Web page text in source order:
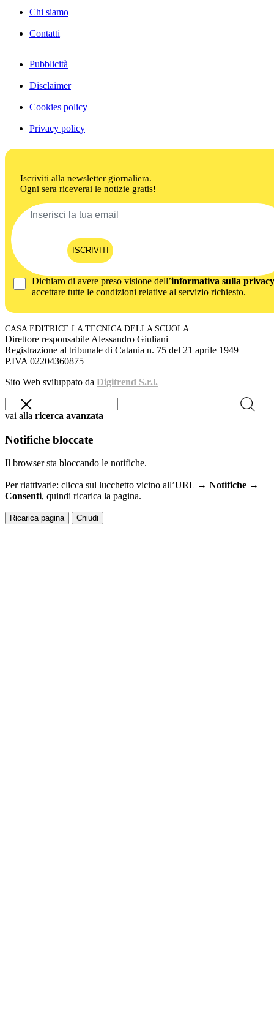
Chi siamo
Contatti
Pubblicità
Disclaimer
Cookies policy
Privacy policy
Iscriviti alla newsletter giornaliera.
Ogni sera riceverai le notizie gratis!
ISCRIVITI
Dichiaro di avere preso visione dell’informativa sulla privacy
accettare tutte le condizioni relative al servizio richiesto.
CASA EDITRICE LA TECNICA DELLA SCUOLA
Direttore responsabile Alessandro Giuliani
Registrazione al tribunale di Catania n. 75 del 21 aprile 1949
P.IVA 02204360875
Sito Web sviluppato da Digitrend S.r.l.
vai alla ricerca avanzata
Notifiche bloccate
Il browser sta bloccando le notifiche.
Per riattivarle: clicca sul lucchetto vicino all’URL → Notifiche →
Consenti, quindi ricarica la pagina.
Ricarica pagina Chiudi